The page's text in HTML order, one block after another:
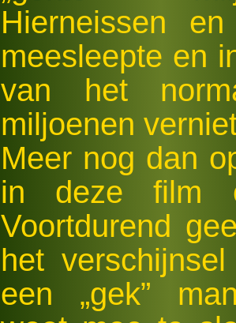
Hierneissen
meesleepte en
van het
miljoenen
Meer nog dan
in deze film
Voortdurend
het
een „gek”